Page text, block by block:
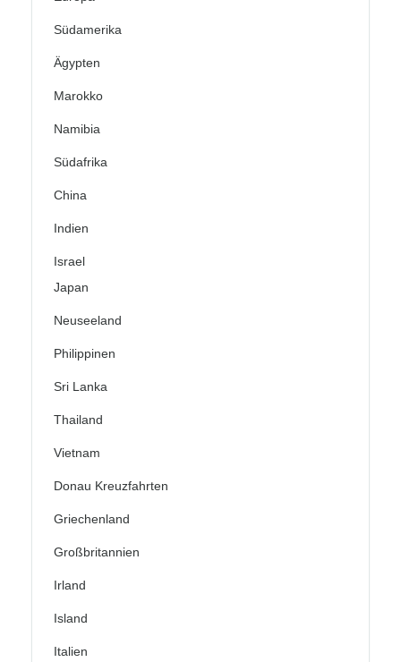
Südamerika
Ägypten
Marokko
Namibia
Südafrika
China
Indien
Israel
Japan
Neuseeland
Philippinen
Sri Lanka
Thailand
Vietnam
Donau Kreuzfahrten
Griechenland
Großbritannien
Irland
Island
Italien